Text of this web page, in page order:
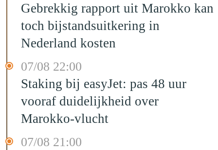
Gebrekkig rapport uit Marokko kan
toch bijstandsuitkering in
Nederland kosten
07/08 22:00
Staking bij easyJet: pas 48 uur
vooraf duidelijkheid over
Marokko-vlucht
07/08 21:00